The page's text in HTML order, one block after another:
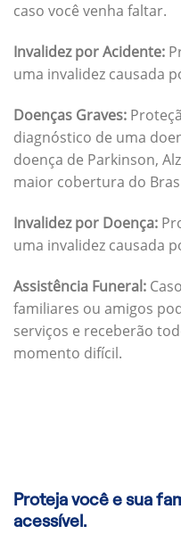
caso você venha faltar.
Invalidez por Acidente:
uma invalidez causada
Doenças Graves:
diagnóstico de uma
doença de Parkinson,
maior cobertura do
Invalidez por Doença:
uma invalidez causada
Assistência Funeral:
familiares ou amigos
serviços e receberão
momento difícil.
Proteja você e sua
acessível.